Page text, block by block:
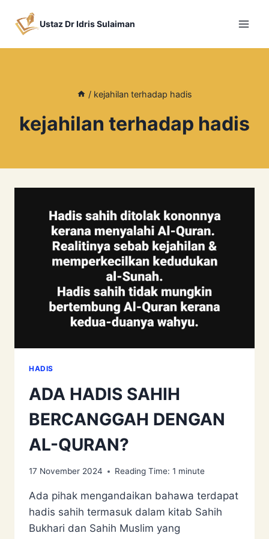
Ustaz Dr Idris Sulaiman
/ kejahilan terhadap hadis
kejahilan terhadap hadis
HADIS
ADA HADIS SAHIH
BERCANGGAH DENGAN
AL-QURAN?
17 November 2024 Reading Time: 1 minute
Ada pihak mengandaikan bahawa terdapat
hadis sahih termasuk dalam kitab Sahih
Bukhari dan Sahih Muslim yang